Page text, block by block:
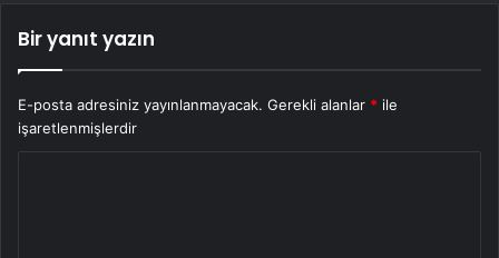
Bir yanıt yazın
E-posta adresiniz yayınlanmayacak. Gerekli alanlar * ile
işaretlenmişlerdir